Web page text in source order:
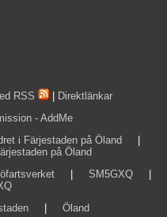
RSS
Direktlänkar
- AddMe
i Färjestaden på Öland
på Öland
SM5GXQ
| Öland